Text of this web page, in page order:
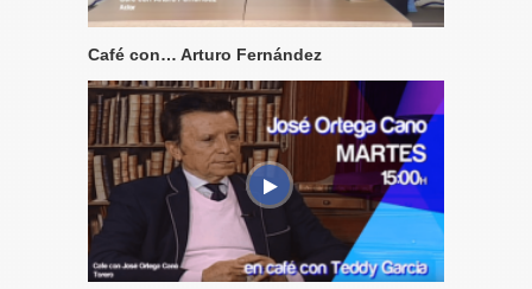
Café con… Arturo Fernández